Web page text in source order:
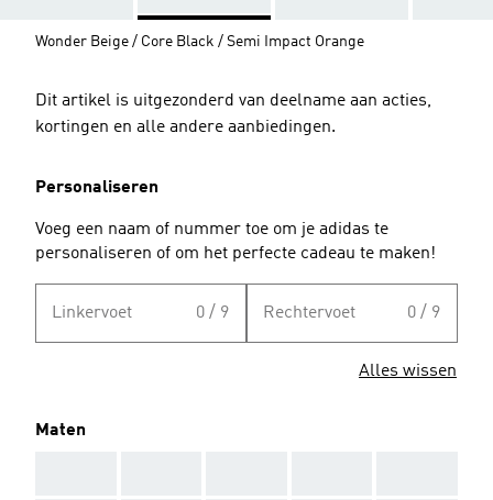
Wonder Beige / Core Black / Semi Impact Orange
Dit artikel is uitgezonderd van deelname aan acties,
kortingen en alle andere aanbiedingen.
Personaliseren
Voeg een naam of nummer toe om je adidas te
personaliseren of om het perfecte cadeau te maken!
Linkervoet 0 / 9 Rechtervoet 0 / 9
Alles wissen
Maten